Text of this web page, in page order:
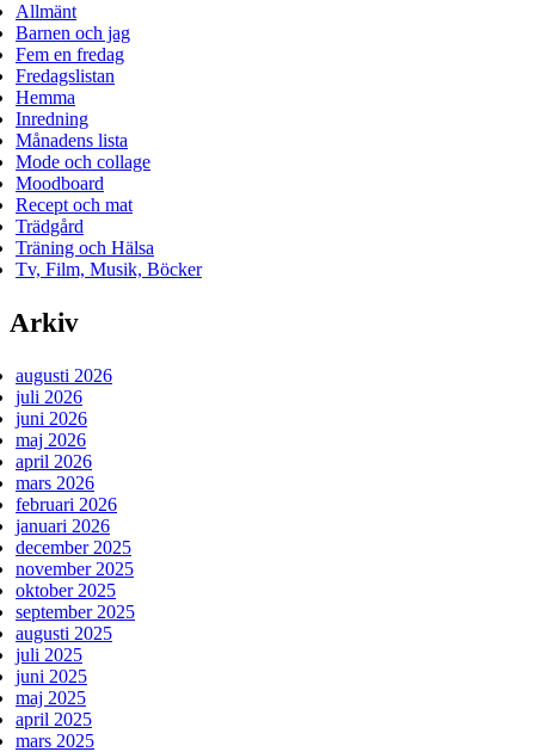
Allmänt
Barnen och jag
Fem en fredag
Fredagslistan
Hemma
Inredning
Månadens lista
Mode och collage
Moodboard
Recept och mat
Trädgård
Träning och Hälsa
Tv, Film, Musik, Böcker
Arkiv
augusti 2026
juli 2026
juni 2026
maj 2026
april 2026
mars 2026
februari 2026
januari 2026
december 2025
november 2025
oktober 2025
september 2025
augusti 2025
juli 2025
juni 2025
maj 2025
april 2025
mars 2025